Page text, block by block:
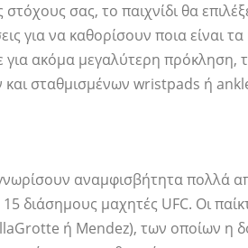
σας, το παιχνίδι θα
για να καθορίσουν ποια είναι
ακόμα μεγαλύτερη πρόκληση,
σταθμισμένων wristpads ή
αναμφισβήτητα πολλά
διάσημους μαχητές UFC. Οι
ή Mendez), των οποίων η